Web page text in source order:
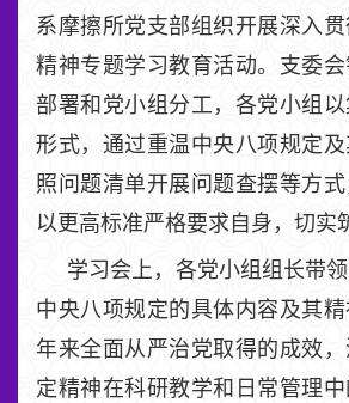
系摩擦所党支部组织开展深入
精神专题学习教育活动。支委
部署和党小组分工，各党小组
形式，通过重温中央八项规定
照问题清单开展问题查摆等方
以更高标准严格要求自身，切实
学习会上，各党小组组长带
中央八项规定的具体内容及其
年来全面从严治党取得的成效
定精神在科研教学和日常管理